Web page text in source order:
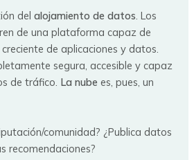
delalojamiento de datos. Los
de una plataforma capaz de
de aplicaciones y datos.
segura, accesible y capaz
de tráfico. La nube es, pues, un
comunidad? ¿Publica datos
recomendaciones?